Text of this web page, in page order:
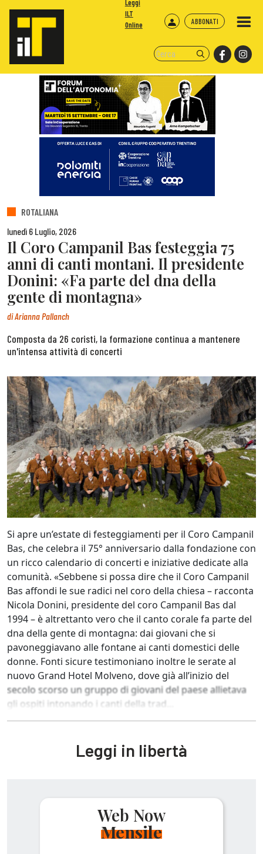
ABBONATI
Leggi
ILT
Online
ROTALIANA
lunedì 6 Luglio, 2026
Il Coro Campanil Bas festeggia 75
anni di canti montani. Il presidente
Donini: «Fa parte del dna della
gente di montagna»
diArianna Pallanch
Composta da 26 coristi, la formazione continua a mantenere
un'intensa attività di concerti
Si apre un’estate di festeggiamenti per il Coro Campanil
Bas, che celebra il 75° anniversario dalla fondazione con
un ricco calendario di concerti e iniziative dedicate alla
comunità. «Sebbene si possa dire che il Coro Campanil
Bas affondi le sue radici nel coro della chiesa – racconta
Nicola Donini, presidente del coro Campanil Bas dal
1994 – è altrettanto vero che il canto corale fa parte del
dna della gente di montagna: dai giovani che si
pavoneggiavano alle fontane ai canti domestici delle
donne. Fonti sicure testimoniano inoltre le serate al
nuovo Grand Hotel Molveno, dove già all’inizio del
secolo scorso un gruppo di giovani del paese allietava
gli ospiti intonando i canti della trad...
Leggi in libertà
Web Now
Mensile